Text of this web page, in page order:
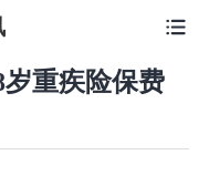
重疾险保费